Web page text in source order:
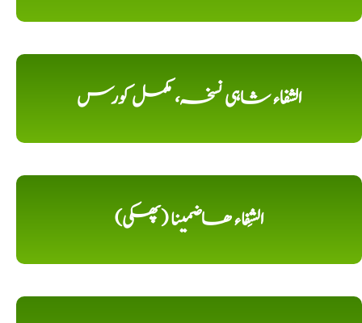
الشفاء شاہی نسخہ، مکمل کورس
الشِفاء ھاضمینا (پھکی)